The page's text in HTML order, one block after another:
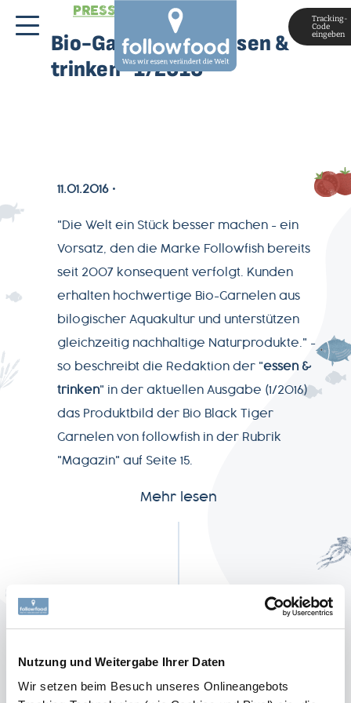
Nutzung und Weitergabe Ihrer Daten
Wir setzen beim Besuch unseres Onlineangebots
Tracking-
Code
eingeben
ÜBER
UNS
PRODUKTWELT
SERVICE
NEWSLETTER
PRESSESTIMMEN
Bio-Garnelen in "essen &
trinken" 1/2016
11.01.2016
"Die Welt ein Stück besser machen - ein
Vorsatz, den die Marke Followfish bereits
seit 2007 konsequent verfolgt. Kunden
erhalten hochwertige Bio-Garnelen aus
bilogischer Aquakultur und unterstützen
gleichzeitig nachhaltige Naturprodukte." -
so beschreibt die Redaktion der "essen &
trinken" in der aktuellen Ausgabe (1/2016)
das Produktbild der Bio Black Tiger
Garnelen von followfish in der Rubrik
"Magazin" auf Seite 15.
Mehr lesen